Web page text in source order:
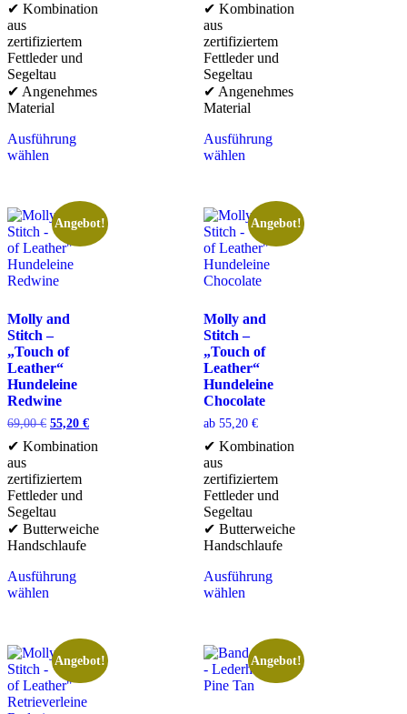
✔ Kombination
aus
zertifiziertem
Fettleder und
Segeltau
✔ Angenehmes
Material
Ausführung
wählen
✔ Kombination
aus
zertifiziertem
Fettleder und
Segeltau
✔ Angenehmes
Material
Ausführung
wählen
Angebot!
Molly and
Stitch –
„Touch of
Leather“
Hundeleine
Redwine
69,00€ 55,20 €
✔ Kombination
aus
zertifiziertem
Fettleder und
Segeltau
✔ Butterweiche
Handschlaufe
Ausführung
wählen
Angebot!
Molly and
Stitch –
„Touch of
Leather“
Hundeleine
Chocolate
ab 55,20 €
✔ Kombination
aus
zertifiziertem
Fettleder und
Segeltau
✔ Butterweiche
Handschlaufe
Ausführung
wählen
Angebot! Angebot!